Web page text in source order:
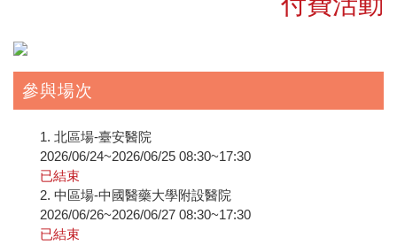
參與場次
1. 北區場-臺安醫院
2026/06/24~2026/06/25 08:30~17:30
已結束
2. 中區場-中國醫藥大學附設醫院
2026/06/26~2026/06/27 08:30~17:30
已結束